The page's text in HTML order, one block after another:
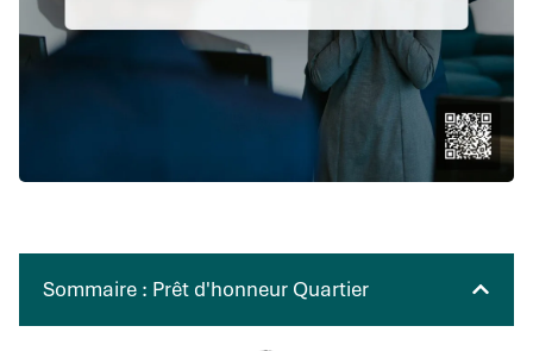
Sommaire : Prêt d'honneur Quartier